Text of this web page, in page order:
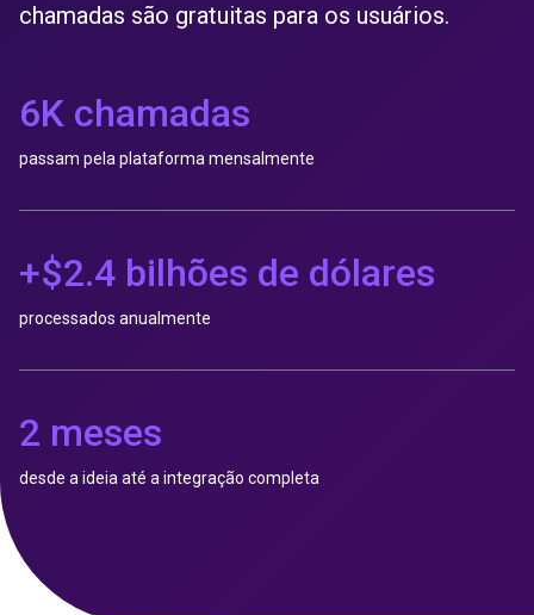
chamadas são gratuitas para os usuários.
6K chamadas
passam pela plataforma mensalmente
+$2.4 bilhões de dólares
processados anualmente
2 meses
desde a ideia até a integração completa